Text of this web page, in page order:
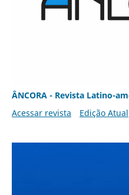
ÂNCORA - Revista Latino-
Acessar revista
Edição Atual